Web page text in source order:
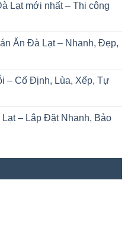
Lạt mới nhất – Thi công
Ăn Đà Lạt – Nhanh, Đẹp,
– Cố Định, Lùa, Xếp, Tự
– Lắp Đặt Nhanh, Bảo